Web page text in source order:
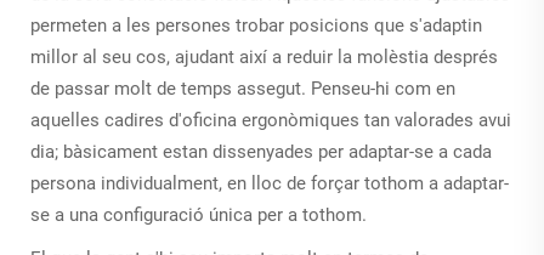
permeten a les persones trobar posicions que s'adaptin
millor al seu cos, ajudant així a reduir la molèstia després
de passar molt de temps assegut. Penseu-hi com en
aquelles cadires d'oficina ergonòmiques tan valorades avui
dia; bàsicament estan dissenyades per adaptar-se a cada
persona individualment, en lloc de forçar tothom a adaptar-
se a una configuració única per a tothom.